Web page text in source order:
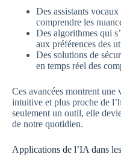
Des assistants
comprendre les
Des algorithmes qui
aux préférences des
Des solutions de
en temps réel des
Ces avancées montrent
intuitive et plus proche de
seulement un outil, elle
de notre quotidien.
Applications de l’IA dans